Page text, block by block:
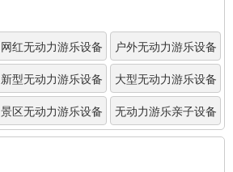
网红无动力游乐设备 户外无动力游乐设备
新型无动力游乐设备 大型无动力游乐设备
景区无动力游乐设备 无动力游乐亲子设备